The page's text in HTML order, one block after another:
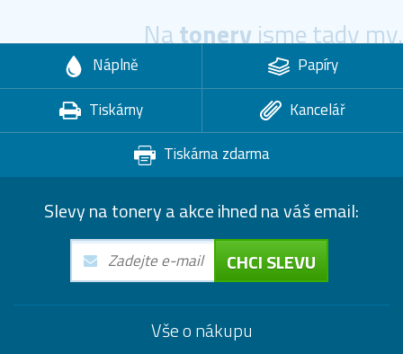
Natoneryjsme tady my.
Náplně
Papíry
Tiskárny
Kancelář
Tiskárna zdarma
Slevy na tonery a akce ihned na váš email:
CHCI SLEVU
Vše o nákupu